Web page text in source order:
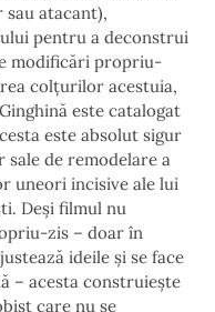
atacant),
pentru a deconstrui
modificări propriu-
colțurilor acestuia,
este catalogat
este absolut sigur
de remodelare a
uneori incisive ale lui
Deși filmul nu
zis – doar în
ideile și se face
– acesta construiește
care nu se